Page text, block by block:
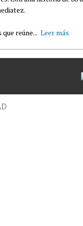
reúne... Leer más